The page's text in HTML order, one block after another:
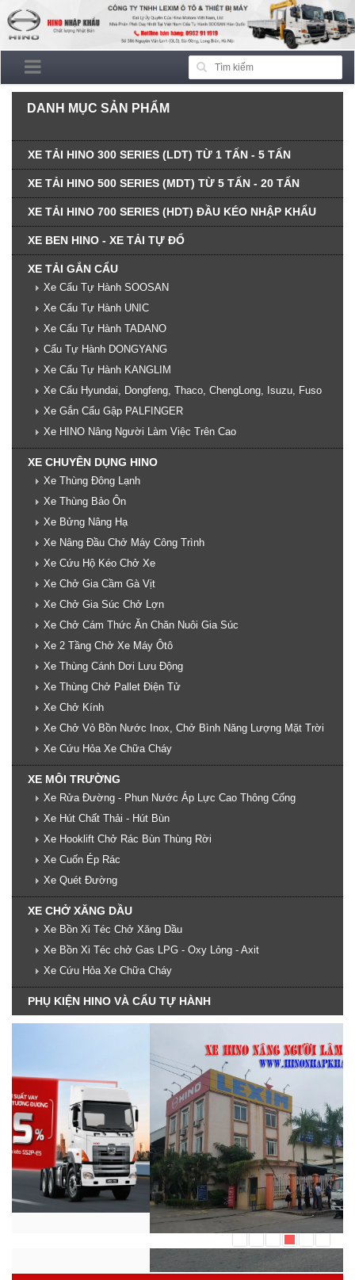
DANH MỤC SẢN PHẨM
XE TẢI HINO 300 SERIES (LDT) TỪ 1 TẤN - 5 TẤN
XE TẢI HINO 500 SERIES (MDT) TỪ 5 TẤN - 20 TẤN
XE TẢI HINO 700 SERIES (HDT) ĐẦU KÉO NHẬP KHẨU
XE BEN HINO - XE TẢI TỰ ĐỔ
XE TẢI GẮN CẨU
Xe Cẩu Tự Hành SOOSAN
Xe Cẩu Tự Hành UNIC
Xe Cẩu Tự Hành TADANO
Cẩu Tự Hành DONGYANG
Xe Cẩu Tự Hành KANGLIM
Xe Cẩu Hyundai, Dongfeng, Thaco, ChengLong, Isuzu, Fuso
Xe Gắn Cẩu Gập PALFINGER
Xe HINO Nâng Người Làm Việc Trên Cao
XE CHUYÊN DỤNG HINO
Xe Thùng Đông Lạnh
Xe Thùng Bảo Ôn
Xe Bửng Nâng Hạ
Xe Nâng Đầu Chở Máy Công Trình
Xe Cứu Hộ Kéo Chở Xe
Xe Chở Gia Cầm Gà Vịt
Xe Chở Gia Súc Chở Lợn
Xe Chở Cám Thức Ăn Chăn Nuôi Gia Súc
Xe 2 Tầng Chở Xe Máy Ôtô
Xe Thùng Cánh Dơi Lưu Động
Xe Thùng Chở Pallet Điện Tử
Xe Chở Kính
Xe Chở Vỏ Bồn Nước Inox, Chở Bình Năng Lượng Mặt Trời
Xe Cứu Hỏa Xe Chữa Cháy
XE MÔI TRƯỜNG
Xe Rửa Đường - Phun Nước Áp Lực Cao Thông Cống
Xe Hút Chất Thải - Hút Bùn
Xe Hooklift Chở Rác Bùn Thùng Rời
Xe Cuốn Ép Rác
Xe Quét Đường
XE CHỞ XĂNG DẦU
Xe Bồn Xi Téc Chở Xăng Dầu
Xe Bồn Xi Téc chở Gas LPG - Oxy Lỏng - Axit
Xe Cứu Hỏa Xe Chữa Cháy
PHỤ KIỆN HINO VÀ CẨU TỰ HÀNH